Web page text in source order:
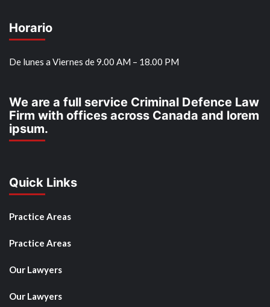
Horario
De lunes a Viernes de 9.00 AM – 18.00 PM
We are a full service Criminal Defence Law
Firm with offices across Canada and lorem
ipsum.
Quick Links
Practice Areas
Practice Areas
Our Lawyers
Our Lawyers